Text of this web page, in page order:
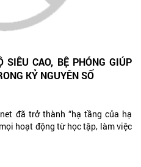
SIÊU CAO, BỆ PHÓNG GIÚP
KỶ NGUYÊN SỐ
đã trở thành “hạ tầng của hạ
hoạt động từ học tập, làm việc